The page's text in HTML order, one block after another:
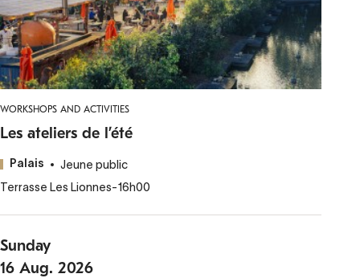
WORKSHOPS AND ACTIVITIES
Les ateliers de l’été
Palais
Jeune public
Terrasse Les Lionnes-16h00
Sunday
16 Aug. 2026